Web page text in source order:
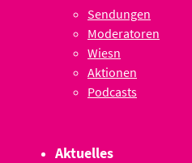
Sendungen
Moderatoren
Wiesn
Aktionen
Podcasts
Aktuelles